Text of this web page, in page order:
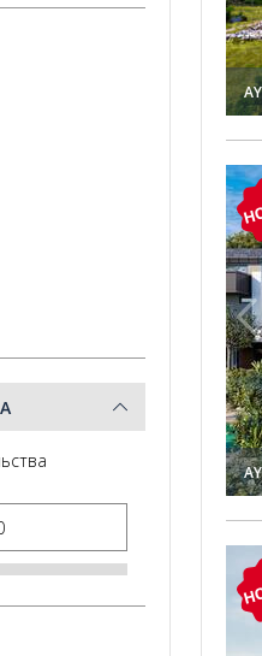
и видом на природу в
с бассейном и лифтом в